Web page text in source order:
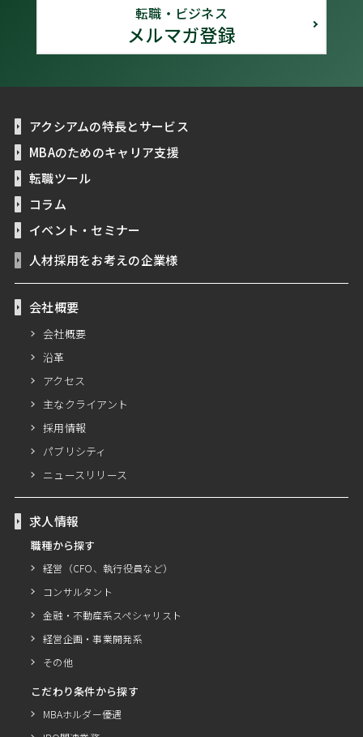
転職・ビジネス
メルマガ登録
アクシアムの特長とサービス
MBAのためのキャリア支援
転職ツール
コラム
イベント・セミナー
人材採用をお考えの企業様
会社概要
会社概要
沿革
アクセス
主なクライアント
採用情報
パブリシティ
ニュースリリース
求人情報
職種から探す
経営（CFO、執行役員など）
コンサルタント
金融・不動産系スペシャリスト
経営企画・事業開発系
その他
こだわり条件から探す
MBAホルダー優遇